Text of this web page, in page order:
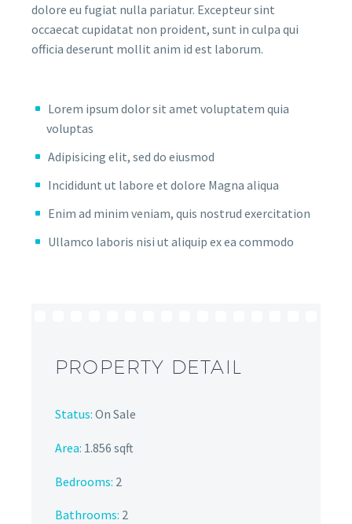
dolore eu fugiat nulla pariatur. Excepteur sint
occaecat cupidatat non proident, sunt in culpa qui
officia deserunt mollit anim id est laborum.
Lorem ipsum dolor sit amet voluptatem quia
voluptas
Adipisicing elit, sed do eiusmod
Incididunt ut labore et dolore Magna aliqua
Enim ad minim veniam, quis nostrud exercitation
Ullamco laboris nisi ut aliquip ex ea commodo
PROPERTY DETAIL
Status: On Sale
Area: 1.856 sqft
Bedrooms: 2
Bathrooms: 2